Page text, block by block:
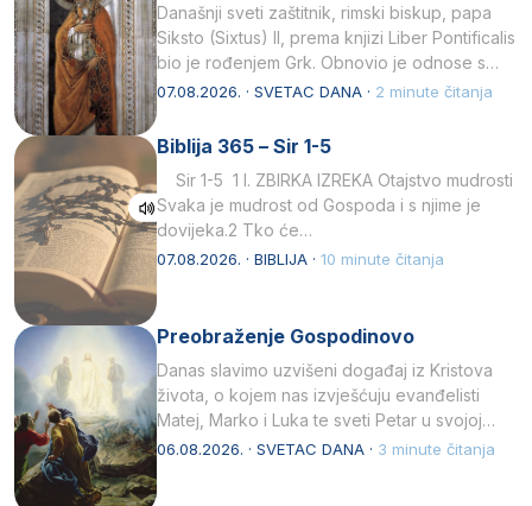
Današnji sveti zaštitnik, rimski biskup, papa
Siksto (Sixtus) II, prema knjizi Liber Pontificalis
bio je rođenjem Grk. Obnovio je odnose s
afričkim…
07.08.2026. · SVETAC DANA · 2 minute čitanja
Biblija 365 – Sir 1-5
Sir 1-5 1 I. ZBIRKA IZREKA Otajstvo mudrosti
Svaka je mudrost od Gospoda i s njime je
dovijeka.2 Tko će…
07.08.2026. · BIBLIJA · 10 minute čitanja
Preobraženje Gospodinovo
Danas slavimo uzvišeni događaj iz Kristova
života, o kojem nas izvješćuju evanđelisti
Matej, Marko i Luka te sveti Petar u svojoj
drugoj…
06.08.2026. · SVETAC DANA · 3 minute čitanja